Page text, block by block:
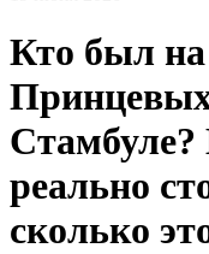
Кто был
реально
сколько